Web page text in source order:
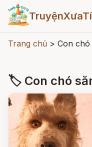
Trang chủ > Con chó
🏷 Con chó